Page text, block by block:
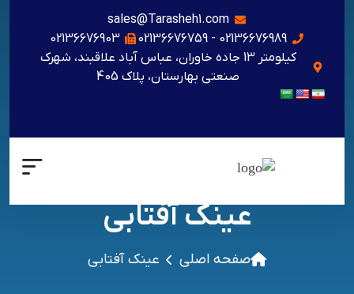
sales@Tarasheh1.com
02136676989 - 02136676759
02136676903
کیلومتر 13 جاده خاوران، عباس آباد علاقبند، شهرک
صنعتی بهارستان، پلاک 405
عینک آفتابی
صفحه اصلی عینک آفتابی